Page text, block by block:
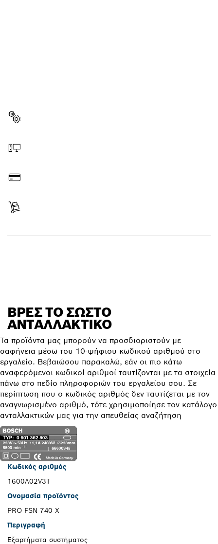
ΒΡΕΣ ΤΟ ΣΩΣΤΌ
ΑΝΤΑΛΛΑΚΤΙΚΌ
Τα προϊόντα μας μπορούν να προσδιοριστούν με
σαφήνεια μέσω του 10-ψήφιου κωδικού αριθμού στο
εργαλείο. Βεβαιώσου παρακαλώ, εάν οι πιο κάτω
αναφερόμενοι κωδικοί αριθμοί ταυτίζονται με τα στοιχεία
πάνω στο πεδίο πληροφοριών του εργαλείου σου. Σε
περίπτωση που ο κωδικός αριθμός δεν ταυτίζεται με τον
αναγνωρισμένο αριθμό, τότε χρησιμοποίησε τον κατάλογο
ανταλλακτικών μας για την απευθείας αναζήτηση
Κωδικός αριθμός
1600A02V3T
Ονομασία προϊόντος
PRO FSN 740 X
Περιγραφή
Εξαρτήματα συστήματος